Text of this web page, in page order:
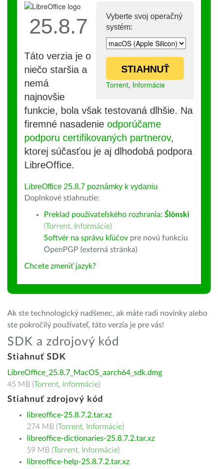
Vyberte svoj operačný
systém:
STIAHNUŤ
Torrent, Informácie
25.8.7
Táto verzia je o
niečo staršia a
nemá
najnovšie
funkcie, bola však testovaná dlhšie. Na
firemné nasadenie odporúčame
podporu certifikovaných partnerov,
ktorej súčasťou je aj dlhodobá podpora
LibreOffice.
LibreOffice 25.8.7 poznámky k vydaniu
Doplnkové stiahnutie:
Preklad používateľského rozhrania: Ślōnski
(Torrent, Informácie)
Softvér na správu kľúčov pre novú funkciu
OpenPGP (externá stránka)
Chcete zmeniť jazyk?
Ak ste technologický nadšenec, ak máte radi novinky alebo
ste pokročilý používateľ, táto verzia je pre vás!
SDK a zdrojový kód
Stiahnuť SDK
LibreOffice_25.8.7_MacOS_aarch64_sdk.dmg
45 MB (Torrent, Informácie)
Stiahnuť zdrojový kód
libreoffice-25.8.7.2.tar.xz
274 MB (Torrent, Informácie)
libreoffice-dictionaries-25.8.7.2.tar.xz
59 MB (Torrent, Informácie)
libreoffice-help-25.8.7.2.tar.xz